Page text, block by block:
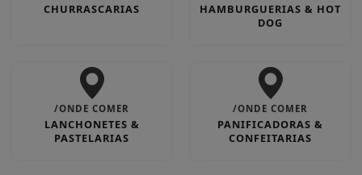
CHURRASCARIAS
HAMBURGUERIAS & HOT
DOG
/ONDE COMER
LANCHONETES &
PASTELARIAS
/ONDE COMER
PANIFICADORAS &
CONFEITARIAS